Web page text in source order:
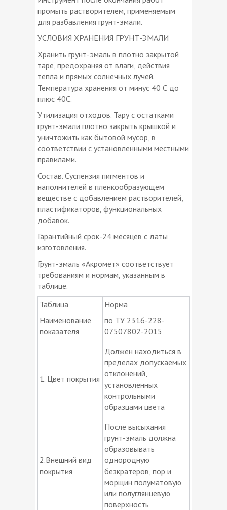
промыть растворителем, применяемым
для разбавления грунт-эмали.
УСЛОВИЯ ХРАНЕНИЯ ГРУНТ-ЭМАЛИ
Хранить грунт-эмаль в плотно закрытой
таре, предохраняя от влаги, действия
тепла и прямых солнечных лучей.
Температура хранения от минус 40 С до
плюс 40С.
Утилизация отходов. Тару с остатками
грунт-эмали плотно закрыть крышкой и
уничтожить как бытовой мусор, в
соответствии с установленными местными
правилами.
Состав. Суспензия пигментов и
наполнителей в пленкообразующем
веществе с добавлением растворителей,
пластификаторов, функциональных
добавок.
Гарантийный срок-24 месяцев с даты
изготовления.
Грунт-эмаль «Акромет» соответствует
требованиям и нормам, указанным в
таблице.
Таблица
Наименование
показателя
Норма
по ТУ 2316-228-
07507802-2015
1. Цвет покрытия
Должен находиться в
пределах допускаемых
отклонений,
установленных
контрольными
образцами цвета
2.Внешний вид
покрытия
После высыхания
грунт-эмаль должна
образовывать
однородную
безкратеров, пор и
морщин полуматовую
или полуглянцевую
поверхность